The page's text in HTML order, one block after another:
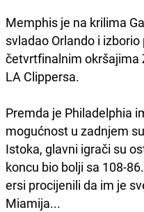
Memphis je na krilima
svladao Orlando i
četvrtfinalnim okršajima
LA Clippersa.
Premda je Philadelphia
mogućnost u zadnjem
Istoka, glavni igrači su
koncu bio bolji sa 108-
ersi procijenili da im je
Miamija...